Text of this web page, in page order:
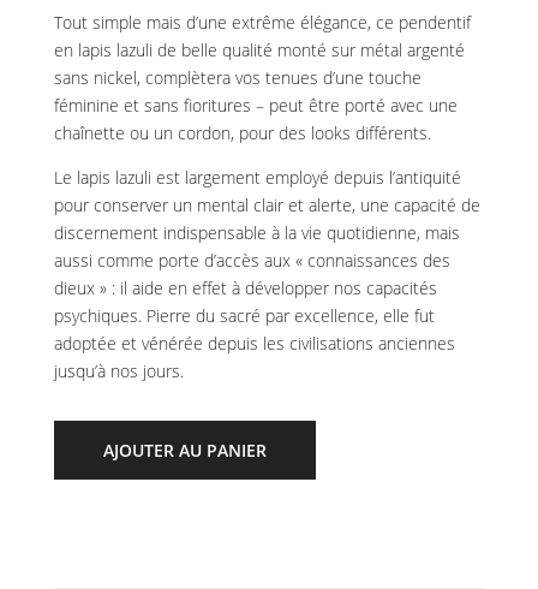
Tout simple mais d’une extrême élégance, ce pendentif
en lapis lazuli de belle qualité monté sur métal argenté
sans nickel, complètera vos tenues d’une touche
féminine et sans fioritures – peut être porté avec une
chaînette ou un cordon, pour des looks différents.
Le lapis lazuli est largement employé depuis l’antiquité
pour conserver un mental clair et alerte, une capacité de
discernement indispensable à la vie quotidienne, mais
aussi comme porte d’accès aux « connaissances des
dieux » : il aide en effet à développer nos capacités
psychiques. Pierre du sacré par excellence, elle fut
adoptée et vénérée depuis les civilisations anciennes
jusqu’à nos jours.
AJOUTER AU PANIER